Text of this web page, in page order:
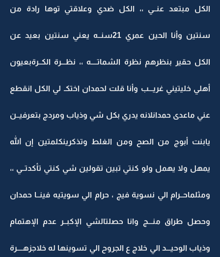
الكل مبتعد عنــي ،، الكل ضدي وعلاقتي توها رادة من
سنتين وأنا الحين عمري 21سنــه يعني سنتين بعيد عن
الكل حقير بنظرهم نظرة الشماتــــه ،، نظـــرة الكــرةبعيون
أهلي خليتيني غريـــب وأنا قلت لحمدان اختكـ لي الكل انقطع
عني ماعدى حمدانلانه يدري بكل شي وذياب ومردج بتعرفيــن
يابنت أبوج من الصح ومن الغلط وتذكرينكلمتين إن الله
يمهل ولا يهمل ولو كنتي تبين تقولين شي كنتي تأكدتــي ،،
ومثلماحــرام الي نسوية فيج ، حرام الي سويتيه فينــا حمدان
وحصل طراق منـــج وانا حصلتالشي الإكبــر عدم الإهتمام
وذياب الوحيـــد الي خلاج ع الجروح الي تسوينها له خلاجزهــــرة